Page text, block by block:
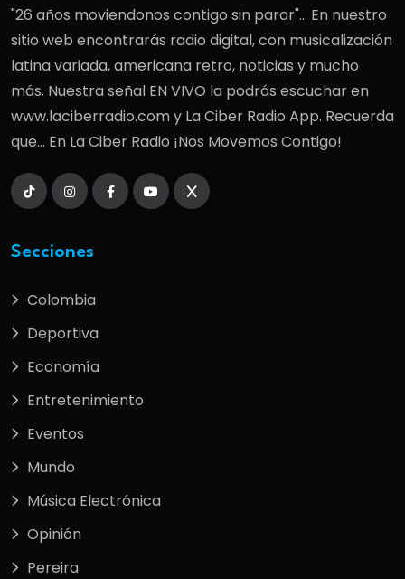
"26 años moviendonos contigo sin parar"... En nuestro
sitio web encontrarás radio digital, con musicalización
latina variada, americana retro, noticias y mucho
más. Nuestra señal EN VIVO la podrás escuchar en
www.laciberradio.com y La Ciber Radio App. Recuerda
que... En La Ciber Radio ¡Nos Movemos Contigo!
Secciones
Colombia
Deportiva
Economía
Entretenimiento
Eventos
Mundo
Música Electrónica
Opinión
Pereira